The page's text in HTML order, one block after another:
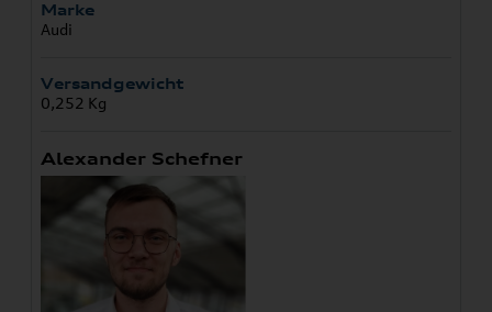
Marke
Audi
Versandgewicht
0,252 Kg
Alexander Schefner